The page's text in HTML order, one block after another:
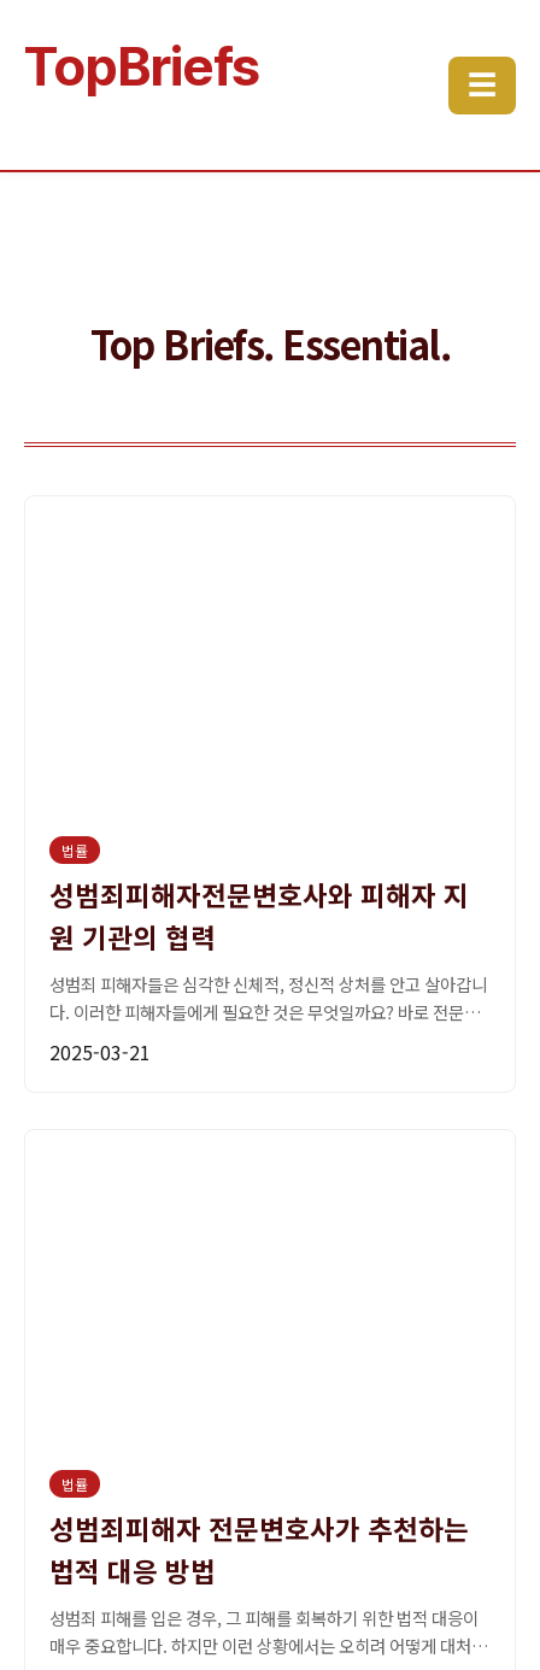
TopBriefs ☰
Top Briefs. Essential.
법률
성범죄피해자전문변호사와 피해자 지
원 기관의 협력
성범죄 피해자들은 심각한 신체적, 정신적 상처를 안고 살아갑니
다. 이러한 피해자들에게 필요한 것은 무엇일까요? 바로 전문적
2025-03-21
법률
성범죄피해자 전문변호사가 추천하는
법적 대응 방법
성범죄 피해를 입은 경우, 그 피해를 회복하기 위한 법적 대응이
매우 중요합니다. 하지만 이런 상황에서는 오히려 어떻게 대처해